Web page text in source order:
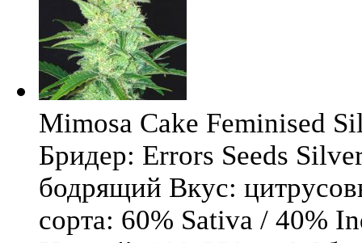
Mimosa Cake Feminised
Бридер: Errors Seeds
бодрящий Вкус:
сорта: 60% Sativa / 40%